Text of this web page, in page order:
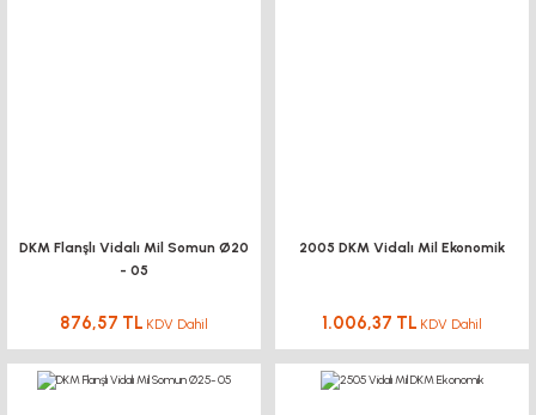
DKM Flanşlı Vidalı Mil Somun Ø20
- 05
876,57 TL KDV Dahil
2005 DKM Vidalı Mil Ekonomik
1.006,37 TL KDV Dahil